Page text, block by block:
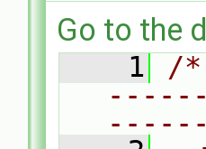
Go to the
    1
/